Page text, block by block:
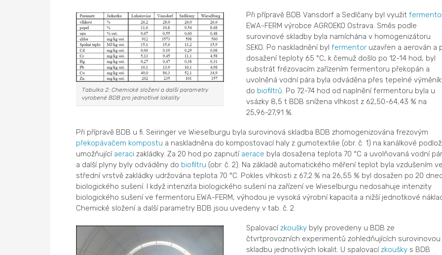
Tabulka 2: Chemické složení a další parametry
vyrobené BDB pro jednotlivé lokality
Při přípravě BDB Vansdorf a Sedlčany byl využit
EWA-FERM výrobce AGROEKO Ostrava. Směs podle
surovinové skladby byla namíchána v homogenizátoru
SEKO. Po naskladnění byl fermentoruzavřen a aerován a
dosažení teploty 65 °C, k čemuž došlo po 12-14 hod, byl
substrát frézovacím zařízením fermentoru překopán a
uvolněná vodní pára byla odváděna přes tepelné
do biofiltrů . Po 72-74 hod od naplnění fermentoru byla u
vsázky 8,5 t BDB snížena vlhkost z 62,50-64,43 % na
25,96-27,91 %.
Při přípravě BDB u fi. Seiringer ve Wieselburgu byla surovinová skladba BDB zhomogenizována frezovým
překopávačem kompostu a naskladněna do kompostovací haly z gumotextilie (obr. č. 1) na kanálkové
umožňující aeraci zakládky. Za 20 hod po zapnutí aerace byla dosažena teplota 70 °C a uvolňovaná vodní
a další plyny byly odváděny do biofiltru (obr. č. 2). Na základě automatického měření teplot byla vzdušením ve
střední vrstvě zakládky udržována teplota 70 °C. Pokles vlhkosti z 67,2 % na 26,55 % byl dosažen po 20
biologického sušení. I když intenzita biologického sušení na zařízení ve Wieselburgu nedosahuje intenzity
biologického sušení ve fermentoru EWA-FERM, výhodou je vysoká výrobní kapacita a nižší jednotkové
Chemické složení a další parametry BDB jsou uvedeny v tab. č. 2.
Spalovacízkouškybyly provedeny u BDB ze
čtvrtprovozních experimentů zohledňujících surovinovou
skladbu jednotlivých lokalit. U spalovacízkouškys BDB